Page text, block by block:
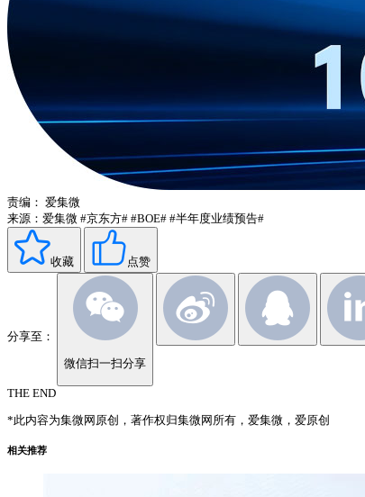
责编： 爱集微
来源：爱集微 #京东方# #BOE# #半年度业绩预告#
收藏 点赞
分享至：
微信扫一扫分享
THE END
*此内容为集微网原创，著作权归集微网所有，爱集微，爱原创
相关推荐